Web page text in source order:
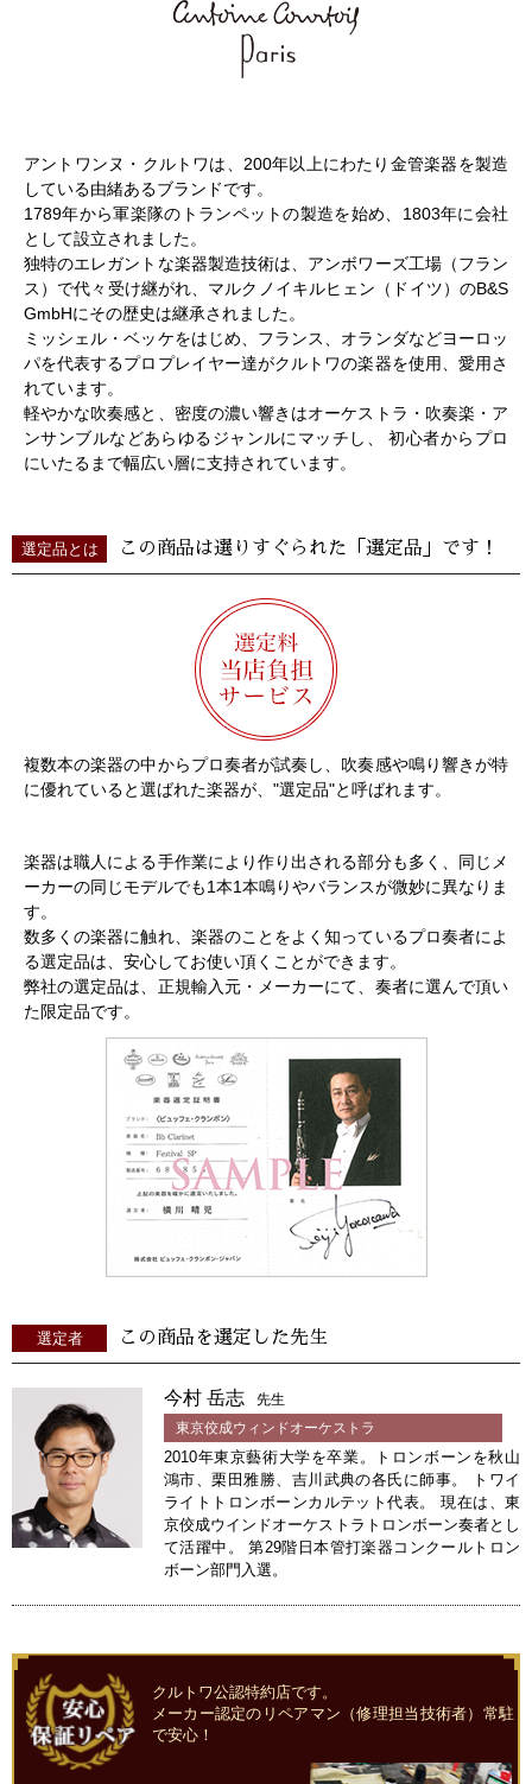
アントワンヌ・クルトワは、200年以上にわたり金管楽器を製造
している由緒あるブランドです。
1789年から軍楽隊のトランペットの製造を始め、1803年に会社
として設立されました。
独特のエレガントな楽器製造技術は、アンボワーズ工場（フラン
ス）で代々受け継がれ、マルクノイキルヒェン（ドイツ）のB&S
GmbHにその歴史は継承されました。
ミッシェル・ベッケをはじめ、フランス、オランダなどヨーロッ
パを代表するプロプレイヤー達がクルトワの楽器を使用、愛用さ
れています。
軽やかな吹奏感と、密度の濃い響きはオーケストラ・吹奏楽・ア
ンサンブルなどあらゆるジャンルにマッチし、 初心者からプロ
にいたるまで幅広い層に支持されています。
選定品とは この商品は選りすぐられた「選定品」です！
複数本の楽器の中からプロ奏者が試奏し、吹奏感や鳴り響きが特
に優れていると選ばれた楽器が、"選定品"と呼ばれます。
楽器は職人による手作業により作り出される部分も多く、同じメ
ーカーの同じモデルでも1本1本鳴りやバランスが微妙に異なりま
す。
数多くの楽器に触れ、楽器のことをよく知っているプロ奏者によ
る選定品は、安心してお使い頂くことができます。
弊社の選定品は、正規輸入元・メーカーにて、奏者に選んで頂い
た限定品です。
選定者 この商品を選定した先生
今村 岳志
先生
東京佼成ウィンドオーケストラ
2010年東京藝術大学を卒業。トロンボーンを秋山
鴻市、栗田雅勝、吉川武典の各氏に師事。 トワイ
ライトトロンボーンカルテット代表。 現在は、東
京佼成ウインドオーケストラトロンボーン奏者とし
て活躍中。 第29階日本管打楽器コンクールトロン
ボーン部門入選。
クルトワ公認特約店です。
メーカー認定のリペアマン（修理担当技術者）常駐
で安心！